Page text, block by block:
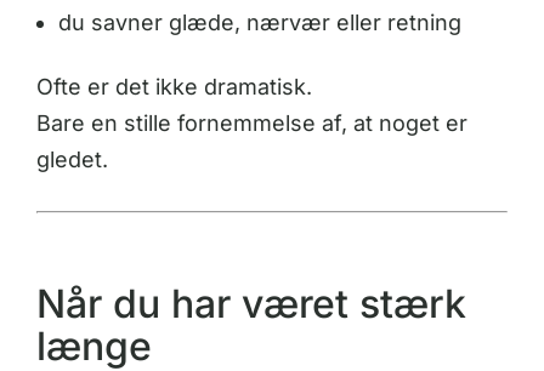
du savner glæde, nærvær eller retning
Ofte er det ikke dramatisk.
Bare en stille fornemmelse af, at noget er
gledet.
Når du har været stærk
længe